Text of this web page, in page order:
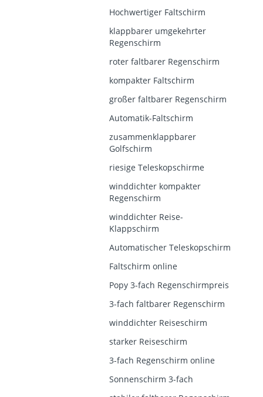
Hochwertiger Faltschirm
klappbarer umgekehrter
Regenschirm
roter faltbarer Regenschirm
kompakter Faltschirm
großer faltbarer Regenschirm
Automatik-Faltschirm
zusammenklappbarer
Golfschirm
riesige Teleskopschirme
winddichter kompakter
Regenschirm
winddichter Reise-
Klappschirm
Automatischer Teleskopschirm
Faltschirm online
Popy 3-fach Regenschirmpreis
3-fach faltbarer Regenschirm
winddichter Reiseschirm
starker Reiseschirm
3-fach Regenschirm online
Sonnenschirm 3-fach